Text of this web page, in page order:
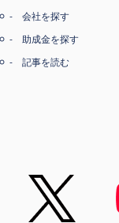
会社を探す
助成金を探す
記事を読む